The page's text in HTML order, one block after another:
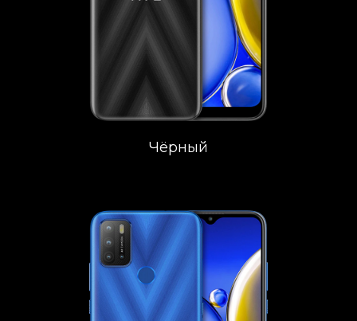
Чёрный